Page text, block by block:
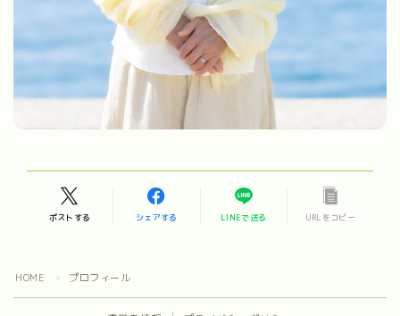
ポストする シェアする LINEで送る URLをコピー
HOME ＞ プロフィール